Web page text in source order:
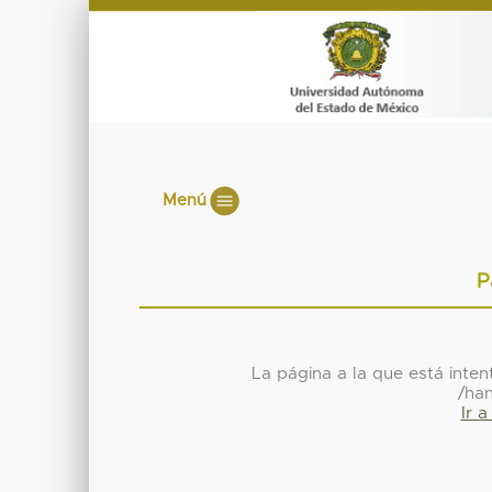
Menú
La página a la que está
/
Ir